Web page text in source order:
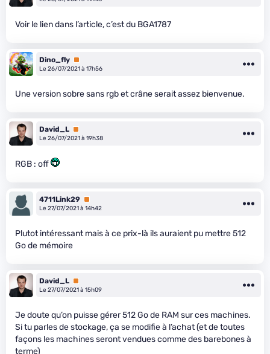
Voir le lien dans l’article, c’est du BGA1787
Dino_fly Premium
Le 26/07/2021 à 17h56
Une version sobre sans rgb et crâne serait assez bienvenue.
David_L Premium
Le 26/07/2021 à 19h38
RGB : off
4711Link29 Premium
Le 27/07/2021 à 14h42
Plutot intéressant mais à ce prix-là ils auraient pu mettre 512
Go de mémoire
David_L Premium
Le 27/07/2021 à 15h09
Je doute qu’on puisse gérer 512 Go de RAM sur ces machines.
Si tu parles de stockage, ça se modifie à l’achat (et de toutes
façons les machines seront vendues comme des barebones à
terme)